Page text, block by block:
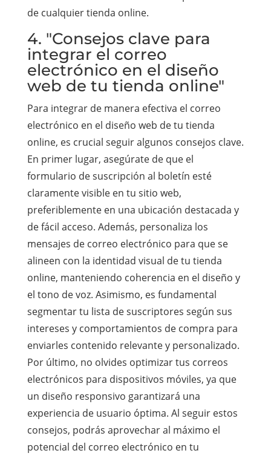
de cualquier tienda online.
4. "Consejos clave para
integrar el correo
electrónico en el diseño
web de tu tienda online"
Para integrar de manera efectiva el correo
electrónico en el diseño web de tu tienda
online, es crucial seguir algunos consejos clave.
En primer lugar, asegúrate de que el
formulario de suscripción al boletín esté
claramente visible en tu sitio web,
preferiblemente en una ubicación destacada y
de fácil acceso. Además, personaliza los
mensajes de correo electrónico para que se
alineen con la identidad visual de tu tienda
online, manteniendo coherencia en el diseño y
el tono de voz. Asimismo, es fundamental
segmentar tu lista de suscriptores según sus
intereses y comportamientos de compra para
enviarles contenido relevante y personalizado.
Por último, no olvides optimizar tus correos
electrónicos para dispositivos móviles, ya que
un diseño responsivo garantizará una
experiencia de usuario óptima. Al seguir estos
consejos, podrás aprovechar al máximo el
potencial del correo electrónico en tu